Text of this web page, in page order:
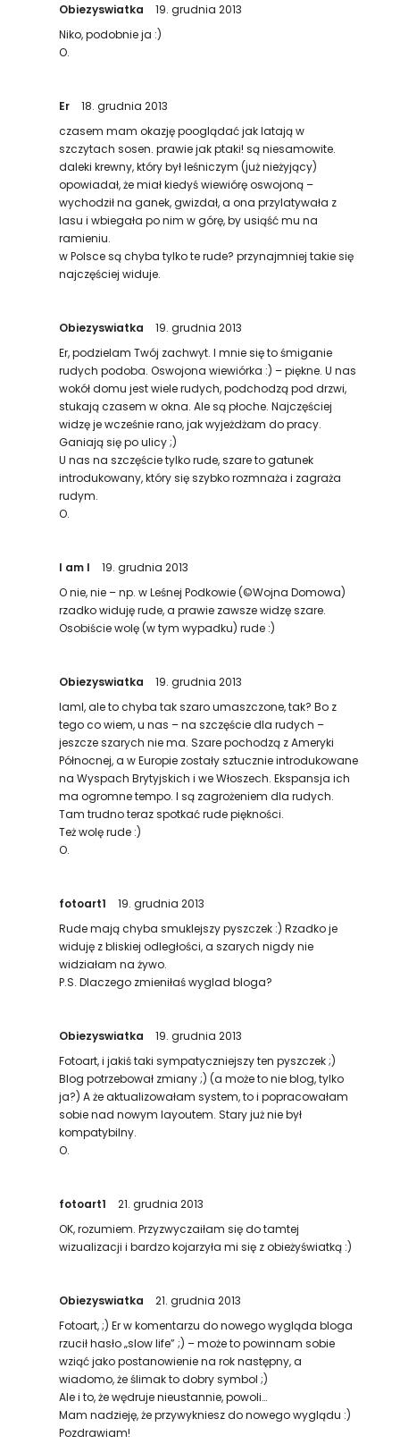
Obiezyswiatka
19. grudnia 2013
Niko, podobnie ja :)
O.
Er
18. grudnia 2013
czasem mam okazję pooglądać jak latają w
szczytach sosen. prawie jak ptaki! są niesamowite.
daleki krewny, który był leśniczym (już nieżyjący)
opowiadał, że miał kiedyś wiewiórę oswojoną –
wychodził na ganek, gwizdał, a ona przylatywała z
lasu i wbiegała po nim w górę, by usiąść mu na
ramieniu.
w Polsce są chyba tylko te rude? przynajmniej takie się
najczęściej widuje.
Obiezyswiatka
19. grudnia 2013
Er, podzielam Twój zachwyt. I mnie się to śmiganie
rudych podoba. Oswojona wiewiórka :) – piękne. U nas
wokół domu jest wiele rudych, podchodzą pod drzwi,
stukają czasem w okna. Ale są płoche. Najczęściej
widzę je wcześnie rano, jak wyjeżdżam do pracy.
Ganiają się po ulicy ;)
U nas na szczęście tylko rude, szare to gatunek
introdukowany, który się szybko rozmnaża i zagraża
rudym.
O.
I am I
19. grudnia 2013
O nie, nie – np. w Leśnej Podkowie (©Wojna Domowa)
rzadko widuję rude, a prawie zawsze widzę szare.
Osobiście wolę (w tym wypadku) rude :)
Obiezyswiatka
19. grudnia 2013
IamI, ale to chyba tak szaro umaszczone, tak? Bo z
tego co wiem, u nas – na szczęście dla rudych –
jeszcze szarych nie ma. Szare pochodzą z Ameryki
Północnej, a w Europie zostały sztucznie introdukowane
na Wyspach Brytyjskich i we Włoszech. Ekspansja ich
ma ogromne tempo. I są zagrożeniem dla rudych.
Tam trudno teraz spotkać rude piękności.
Też wolę rude :)
O.
fotoart1
19. grudnia 2013
Rude mają chyba smuklejszy pyszczek :) Rzadko je
widuję z bliskiej odległości, a szarych nigdy nie
widziałam na żywo.
P.S. Dlaczego zmieniłaś wyglad bloga?
Obiezyswiatka
19. grudnia 2013
Fotoart, i jakiś taki sympatyczniejszy ten pyszczek ;)
Blog potrzebował zmiany ;) (a może to nie blog, tylko
ja?) A że aktualizowałam system, to i popracowałam
sobie nad nowym layoutem. Stary już nie był
kompatybilny.
O.
fotoart1
21. grudnia 2013
OK, rozumiem. Przyzwyczaiłam się do tamtej
wizualizacji i bardzo kojarzyła mi się z obieżyświatką :)
Obiezyswiatka
21. grudnia 2013
Fotoart, ;) Er w komentarzu do nowego wygląda bloga
rzucił hasło „slow life” ;) – może to powinnam sobie
wziąć jako postanowienie na rok następny, a
wiadomo, że ślimak to dobry symbol ;)
Ale i to, że wędruje nieustannie, powoli…
Mam nadzieję, że przywykniesz do nowego wyglądu :)
Pozdrawiam!